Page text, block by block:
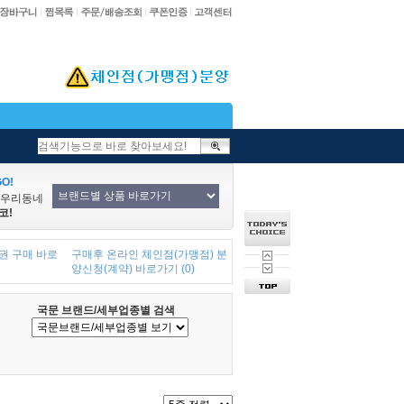
리동네
!
구매 바로
구매후 온라인 체인점(가맹점) 분
양신청(계약) 바로가기 (0)
국문 브랜드/세부업종별 검색